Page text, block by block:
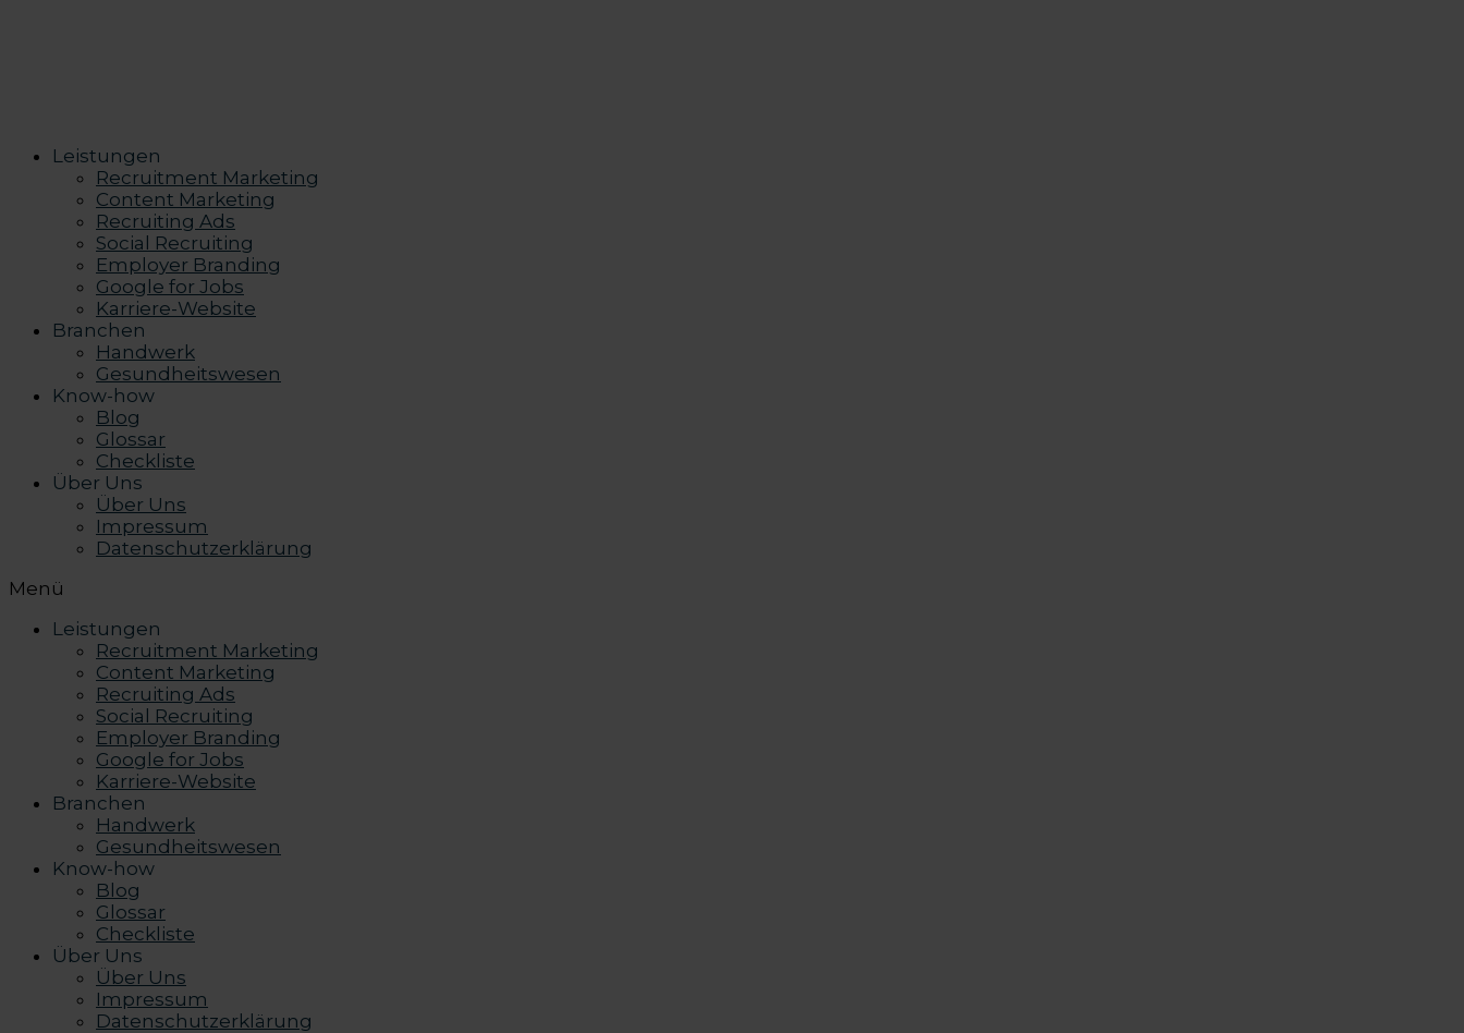
Leistungen
Recruitment Marketing
Content Marketing
Recruiting Ads
Social Recruiting
Employer Branding
Google for Jobs
Karriere-Website
Branchen
Handwerk
Gesundheitswesen
Know-how
Blog
Glossar
Checkliste
Über Uns
Über Uns
Impressum
Datenschutzerklärung
Menü
Leistungen
Recruitment Marketing
Content Marketing
Recruiting Ads
Social Recruiting
Employer Branding
Google for Jobs
Karriere-Website
Branchen
Handwerk
Gesundheitswesen
Know-how
Blog
Glossar
Checkliste
Über Uns
Über Uns
Impressum
Datenschutzerklärung